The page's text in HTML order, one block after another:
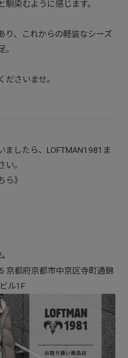
馴染むように感じます。
り、これからの軽装なシーズ
さいませ。
ましたら、LOFTMAN1981ま
。
ら》
京都府京都市中京区寺町通錦
ル1F